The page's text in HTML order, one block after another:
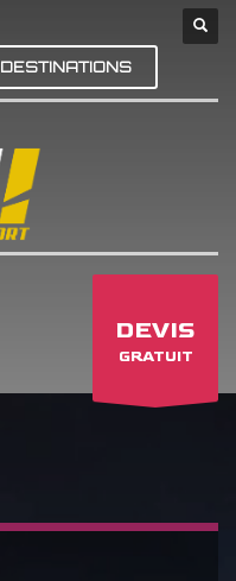
DESTINATIONS
DEVIS
GRATUIT